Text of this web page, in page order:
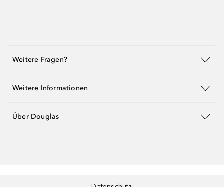
Weitere Fragen?
Weitere Informationen
Über Douglas